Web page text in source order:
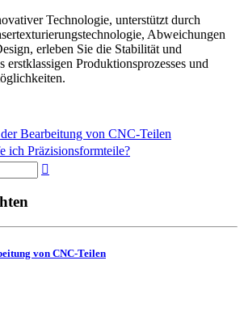
Technologie, unterstützt durch
Abweichungen
erleben Sie die Stabilität und
erstklassigen Produktionsprozesses und
Bearbeitung von CNC-Teilen
ich Präzisionsformteile?

von CNC-Teilen